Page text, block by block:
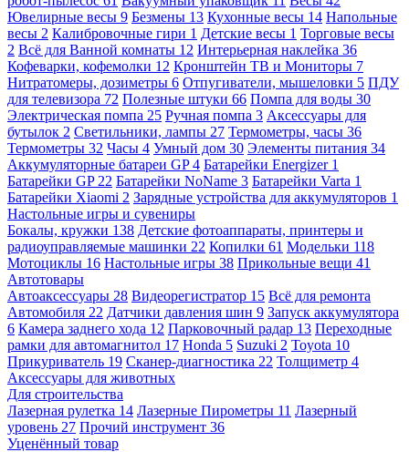
Ювелирные весы 9 Безмены 13 Кухонные весы 14 Напольные
весы 2 Калибровочные гири 1 Детские весы 1 Торговые весы
2 Всё для Ванной комнаты 12 Интерьерная наклейка 36
Кофеварки, кофемолки 12 Кронштейн ТВ и Мониторы 7
Нитратомеры, дозиметры 6 Отпугиватели, мышеловки 5 ПДУ
для телевизора 72 Полезные штуки 66 Помпа для воды 30
Электрическая помпа 25 Ручная помпа 3 Аксессуары для
бутылок 2 Светильники, лампы 27 Термометры, часы 36
Термометры 32 Часы 4 Умный дом 30 Элементы питания 34
Аккумуляторные батареи GP4 Батарейки Energizer 1
Батарейки GP 22 Батарейки NoName 3 Батарейки Varta 1
Батарейки Xiaomi 2 Зарядные устройства для аккумуляторов 1
Настольные игры и сувениры
Бокалы, кружки 138 Детские фотоаппараты, принтеры и
радиоуправляемые машинки 22 Копилки 61 Модельки 118
Мотоциклы 16 Настольные игры 38 Прикольные вещи 41
Автотовары
Автоаксессуары 28 Видеорегистратор 15 Всё для ремонта
Автомобиля 22 Датчики давления шин 9 Запуск аккумулятора
6 Камера заднего хода 12 Парковочный радар 13 Переходные
рамки для автомагнитол 17 Honda 5 Suzuki 2 Toyota 10
Прикуриватель 19 Сканер-диагностика 22 Толщиметр 4
Аксессуары для животных
Для строительства
Лазерная рулетка 14 Лазерные Пирометры 11 Лазерный
уровень 27 Прочий инструмент 36
Уценённый товар